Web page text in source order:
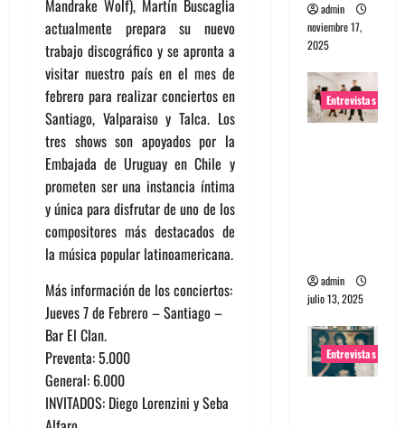
Mandrake Wolf), Martín Buscaglia
actualmente prepara su nuevo
trabajo discográfico y se apronta a
visitar nuestro país en el mes de
febrero para realizar conciertos en
Santiago, Valparaiso y Talca. Los
tres shows son apoyados por la
Embajada de Uruguay en Chile y
prometen ser una instancia íntima
y única para disfrutar de uno de los
compositores más destacados de
la música popular latinoamericana.
Más información de los conciertos:
Jueves 7 de Febrero – Santiago –
Bar El Clan.
Preventa: 5.000
General: 6.000
INVITADOS: Diego Lorenzini y Seba
admin
noviembre 17,
2025
Entrevistas
admin
julio 13, 2025
Entrevistas